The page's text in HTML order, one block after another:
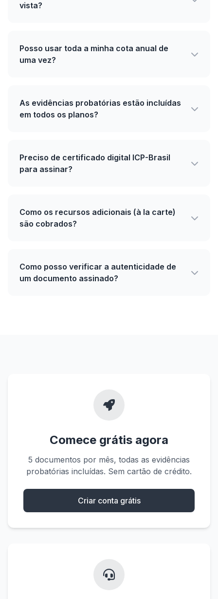
vista?
Posso usar toda a minha cota anual de
uma vez?
As evidências probatórias estão incluídas
em todos os planos?
Preciso de certificado digital ICP-Brasil
para assinar?
Como os recursos adicionais (à la carte)
são cobrados?
Como posso verificar a autenticidade de
um documento assinado?
Comece grátis agora
5 documentos por mês, todas as evidências
probatórias incluídas. Sem cartão de crédito.
Criar conta grátis